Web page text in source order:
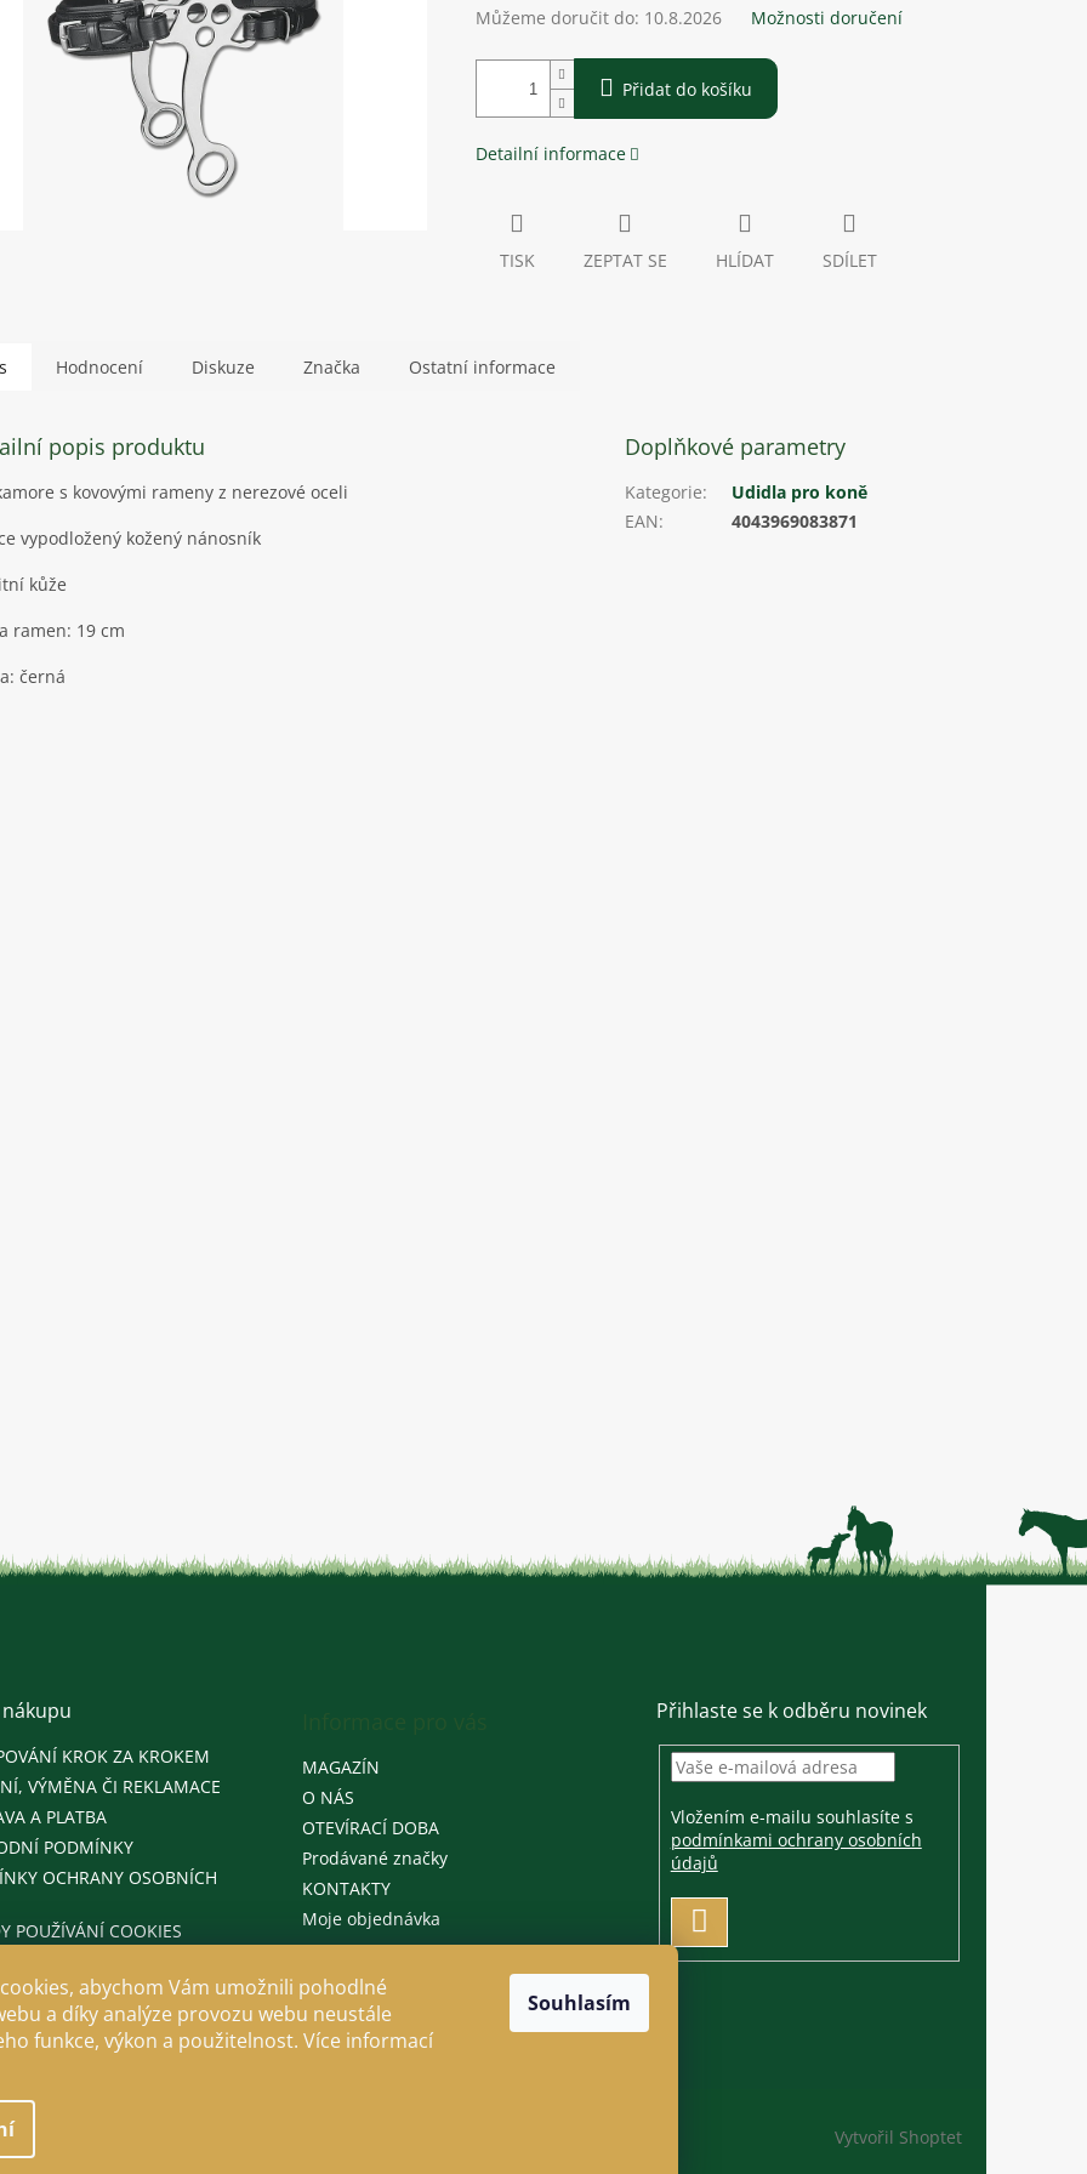
abychom Vám umožnili pohodlné
a díky analýze provozu webu neustále
funkce, výkon a použitelnost. Více informací
Souhlasím
Můžeme doručit do: 10.8.2026 Možnosti doručení
Přidat do košíku
Detailní informace
TISK ZEPTAT SE HLÍDAT SDÍLET
Hodnocení Diskuze Značka Ostatní informace
popis produktu
s kovovými rameny z nerezové oceli
vypodložený kožený nánosník
kůže
ramen: 19 cm
černá
Doplňkové parametry
Kategorie:
Udidla pro koně
EAN: 4043969083871
KROK ZA KROKEM
VÝMĚNA ČI REKLAMACE
A PLATBA
PODMÍNKY
OCHRANY OSOBNÍCH
POUŽÍVÁNÍ COOKIES
MAGAZÍN
O NÁS
OTEVÍRACÍ DOBA
Prodávané značky
KONTAKTY
Moje objednávka
Přihlaste se k odběru novinek
Vložením e-mailu souhlasíte s
podmínkami ochrany osobních
údajů
SE
Vytvořil Shoptet